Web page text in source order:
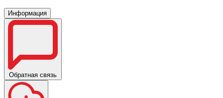
Информация
Обратная связь